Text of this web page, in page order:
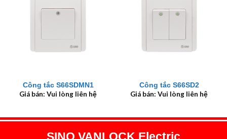
Công tắc S66SDMN1
Giá bán: Vui lòng liên hệ
Công tắc S66SD2
Giá bán: Vui lòng liên hệ